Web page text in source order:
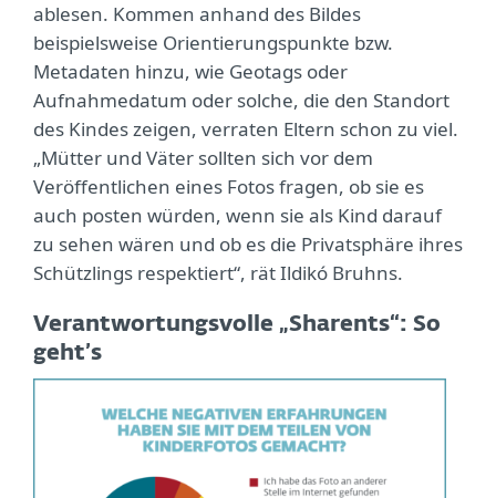
ablesen. Kommen anhand des Bildes
beispielsweise Orientierungspunkte bzw.
Metadaten hinzu, wie Geotags oder
Aufnahmedatum oder solche, die den Standort
des Kindes zeigen, verraten Eltern schon zu viel.
„Mütter und Väter sollten sich vor dem
Veröffentlichen eines Fotos fragen, ob sie es
auch posten würden, wenn sie als Kind darauf
zu sehen wären und ob es die Privatsphäre ihres
Schützlings respektiert“, rät Ildikó Bruhns.
Verantwortungsvolle „Sharents“: So
geht’s